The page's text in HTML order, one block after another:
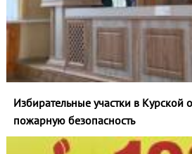
Избирательные участки в Курской
пожарную безопасность